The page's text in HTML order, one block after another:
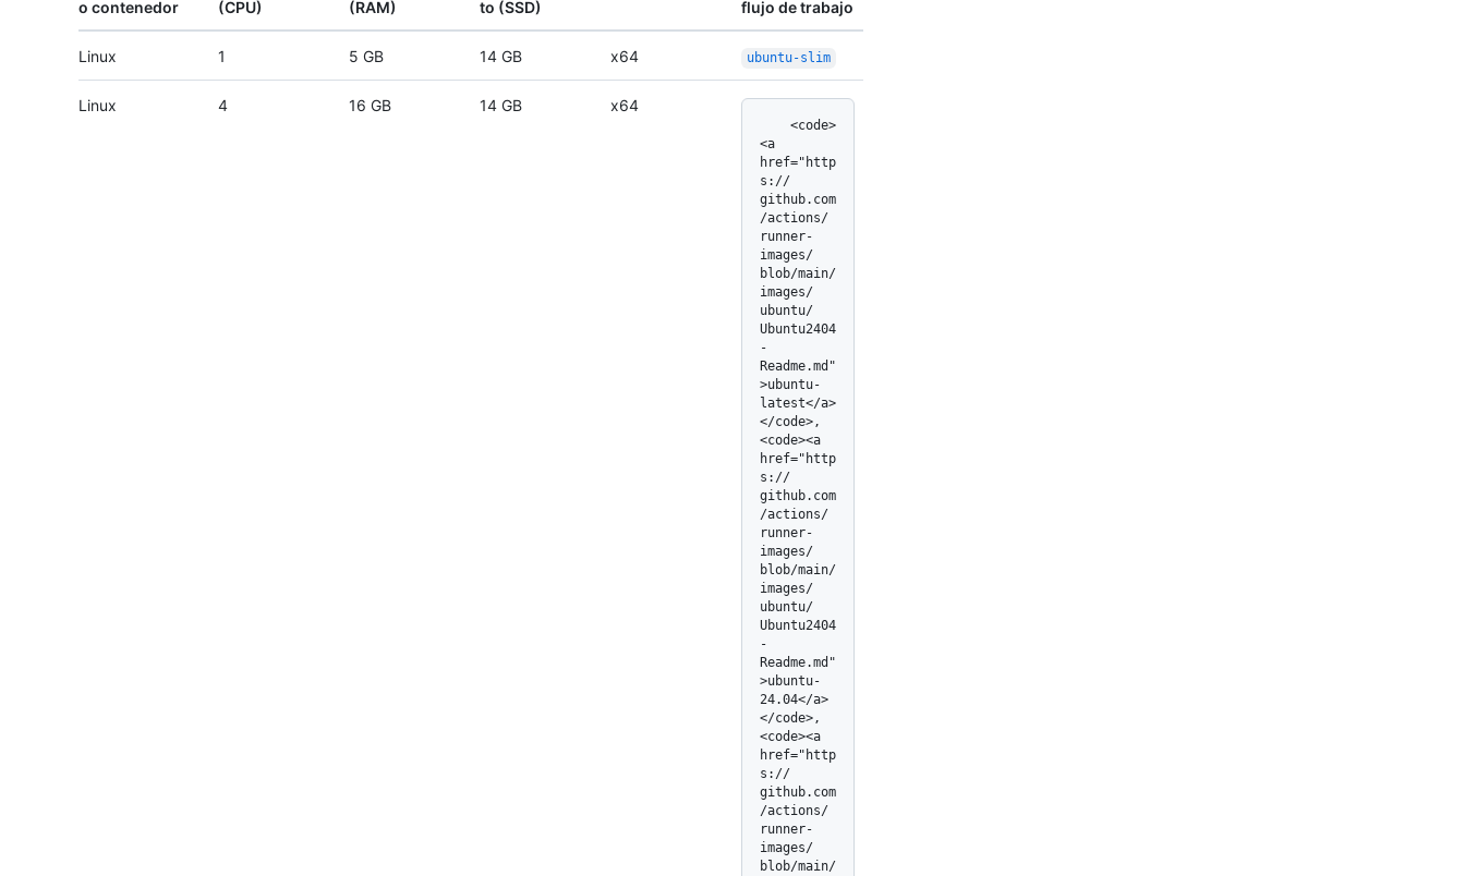
o contenedor
(CPU)
(RAM)
to (SSD)
flujo de trabajo
Linux 1 5 GB 14 GB x64 ubuntu-slim
Linux 4 16 GB 14 GB x64
<a
href="http
s://
github.com
/actions/
runner-
images/
blob/main/
images/
ubuntu/
Ubuntu2404
-
Readme.md"
>ubuntu-
latest</a>
</code>,
<code><a
href="http
s://
github.com
/actions/
runner-
images/
blob/main/
images/
ubuntu/
Ubuntu2404
-
Readme.md"
>ubuntu-
24.04</a>
</code>,
<code><a
href="http
s://
github.com
/actions/
runner-
images/
blob/main/